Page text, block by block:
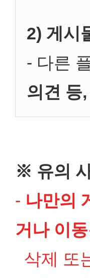
2) 게시
- 다른
의견 등
※ 유의
- 나만의
거나 이동
삭제 또